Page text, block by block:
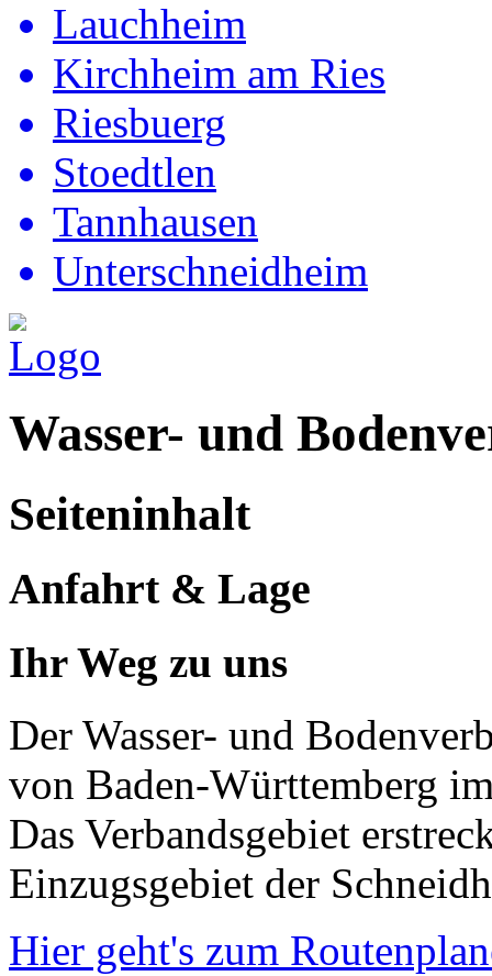
Lauchheim
Kirchheim am Ries
Riesbuerg
Stoedtlen
Tannhausen
Unterschneidheim
Wasser- und
Seiteninhalt
Anfahrt & Lage
Ihr Weg zu uns
Der Wasser- und
von Baden-Württemberg
Das Verbandsgebiet
Einzugsgebiet der
Hier geht's zum